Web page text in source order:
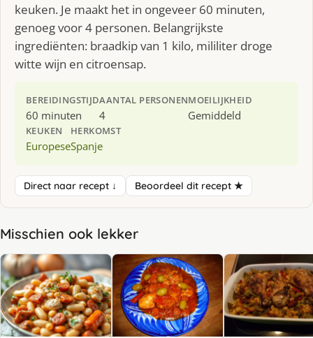
keuken. Je maakt het in ongeveer 60 minuten,
genoeg voor 4 personen. Belangrijkste
ingrediënten: braadkip van 1 kilo, mililiter droge
witte wijn en citroensap.
BEREIDINGSTIJD
60 minuten
AANTAL PERSONEN
4
MOEILIJKHEID
Gemiddeld
KEUKEN
Europese
HERKOMST
Spanje
Direct naar recept ↓ Beoordeel dit recept ★
Misschien ook lekker